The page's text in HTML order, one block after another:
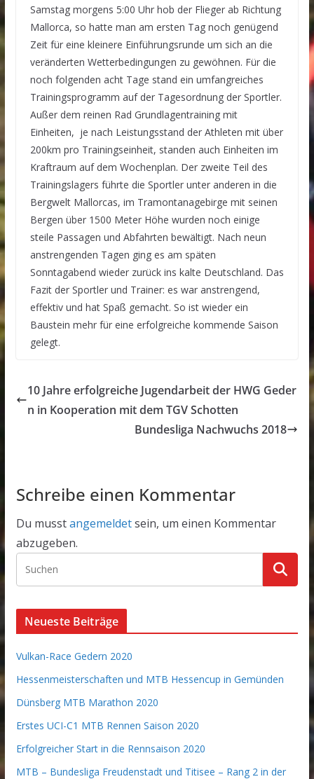
Samstag morgens 5:00 Uhr hob der Flieger ab Richtung
Mallorca, so hatte man am ersten Tag noch genügend
Zeit für eine kleinere Einführungsrunde um sich an die
veränderten Wetterbedingungen zu gewöhnen. Für die
noch folgenden acht Tage stand ein umfangreiches
Trainingsprogramm auf der Tagesordnung der Sportler.
Außer dem reinen Rad Grundlagentraining mit
Einheiten, je nach Leistungsstand der Athleten mit über
200km pro Trainingseinheit, standen auch Einheiten im
Kraftraum auf dem Wochenplan. Der zweite Teil des
Trainingslagers führte die Sportler unter anderen in die
Bergwelt Mallorcas, im Tramontanagebirge mit seinen
Bergen über 1500 Meter Höhe wurden noch einige
steile Passagen und Abfahrten bewältigt. Nach neun
anstrengenden Tagen ging es am späten
Sonntagabend wieder zurück ins kalte Deutschland. Das
Fazit der Sportler und Trainer: es war anstrengend,
effektiv und hat Spaß gemacht. So ist wieder ein
Baustein mehr für eine erfolgreiche kommende Saison
gelegt.
10 Jahre erfolgreiche Jugendarbeit der HWG Geder
n in Kooperation mit dem TGV Schotten
Bundesliga Nachwuchs 2018
Schreibe einen Kommentar
Du musstangemeldetsein, um einen Kommentar
abzugeben.
Neueste Beiträge
Vulkan-Race Gedern 2020
Hessenmeisterschaften und MTB Hessencup in Gemünden
Dünsberg MTB Marathon 2020
Erstes UCI-C1 MTB Rennen Saison 2020
Erfolgreicher Start in die Rennsaison 2020
MTB – Bundesliga Freudenstadt und Titisee – Rang 2 in der